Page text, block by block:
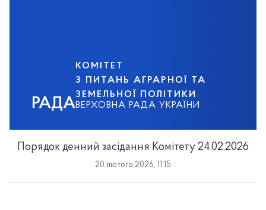
РАДА
КОМІТЕТ
З ПИТАНЬ АГРАРНОЇ ТА
ЗЕМЕЛЬНОЇ ПОЛІТИКИ
ВЕРХОВНА РАДА УКРАЇНИ
Порядок денний засідання Комітету 24.02.2026
20 лютого 2026, 11:15